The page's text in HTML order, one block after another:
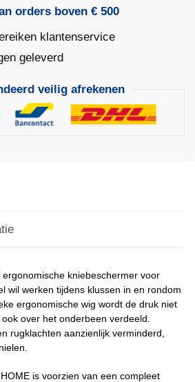
orders boven € 500
klantenservice
geleverd
veilig afrekenen
kniebeschermer voor
wil werken tijdens klussen in en rondom
ergonomische wig wordt de druk niet
over het onderbeen verdeeld.
rugklachten aanzienlijk verminderd,
is voorzien van een compleet